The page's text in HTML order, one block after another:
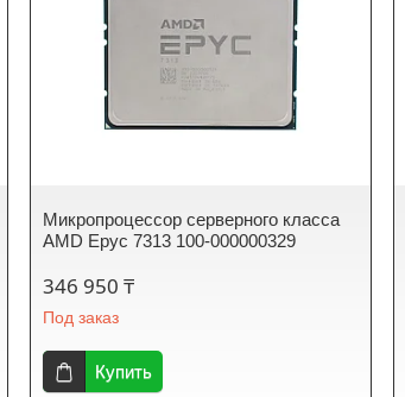
Микропроцессор серверного класса
AMD Epyc 7313 100-000000329
346 950 ₸
Под заказ
Купить